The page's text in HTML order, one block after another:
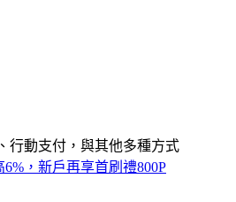
行動支付，與其他多種方式
6%，新戶再享首刷禮800P